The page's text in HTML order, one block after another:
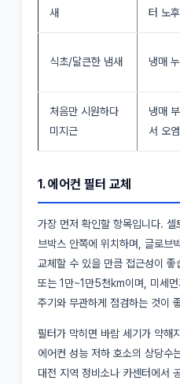
새
터 노후
식초/달큰한 냄새 냉매
처음만 시원하다
미지근
냉매
서 오염
1. 에어컨 필터 교체
가장 먼저 확인할 항목입니다.
브박스 안쪽에 위치하며, 글로브
교체할 수 있을 만큼 접근성이
또는 1만~1만5천km이며, 미세
주기와 무관하게 점검하는 것이
필터가 막히면 바람 세기가 약해
에어컨 성능 저하 호소의 상당수
대전 지역 정비소나 카센터에서